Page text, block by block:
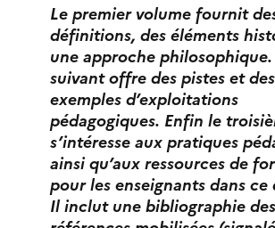
Le premier volume fournit
définitions, des éléments
une approche
suivant offre des pistes et des
exemples d’exploitations
pédagogiques. Enfin le
s’intéresse aux pratiques
ainsi qu’aux ressources de
pour les enseignants dans ce
Il inclut une bibliographie des